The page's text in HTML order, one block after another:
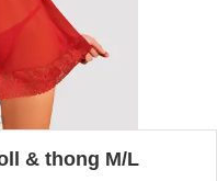
& thong M/L